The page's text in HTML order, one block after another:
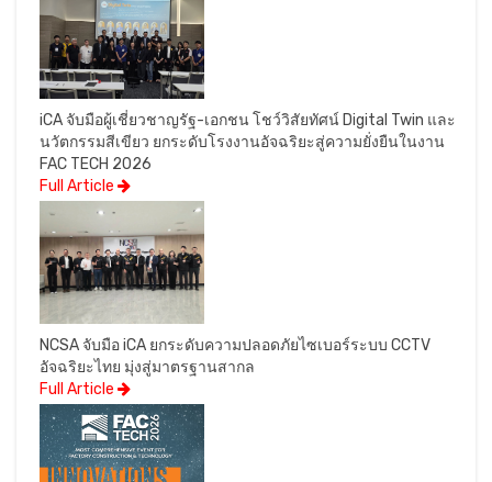
iCA จับมือผู้เชี่ยวชาญรัฐ-เอกชน โชว์วิสัยทัศน์ Digital Twin และ
นวัตกรรมสีเขียว ยกระดับโรงงานอัจฉริยะสู่ความยั่งยืนในงาน
FAC TECH 2026
Full Article
NCSA จับมือ iCA ยกระดับความปลอดภัยไซเบอร์ระบบ CCTV
อัจฉริยะไทย มุ่งสู่มาตรฐานสากล
Full Article